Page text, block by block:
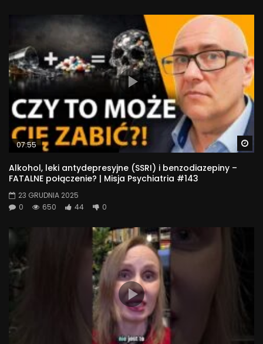
07:55
Alkohol, leki antydepresyjne (SSRI) i benzodiazepiny –
FATALNE połączenie? | Misja Psychiatria #143
23 GRUDNIA 2025
0
650 44 0